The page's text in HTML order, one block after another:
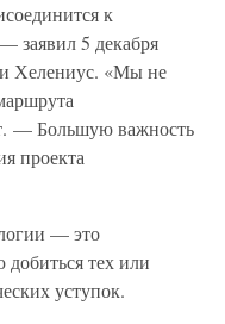
к
заявил 5 декабря
Хелениус. «Мы не
— Большую важность
проекта
— это
тех или
уступок.